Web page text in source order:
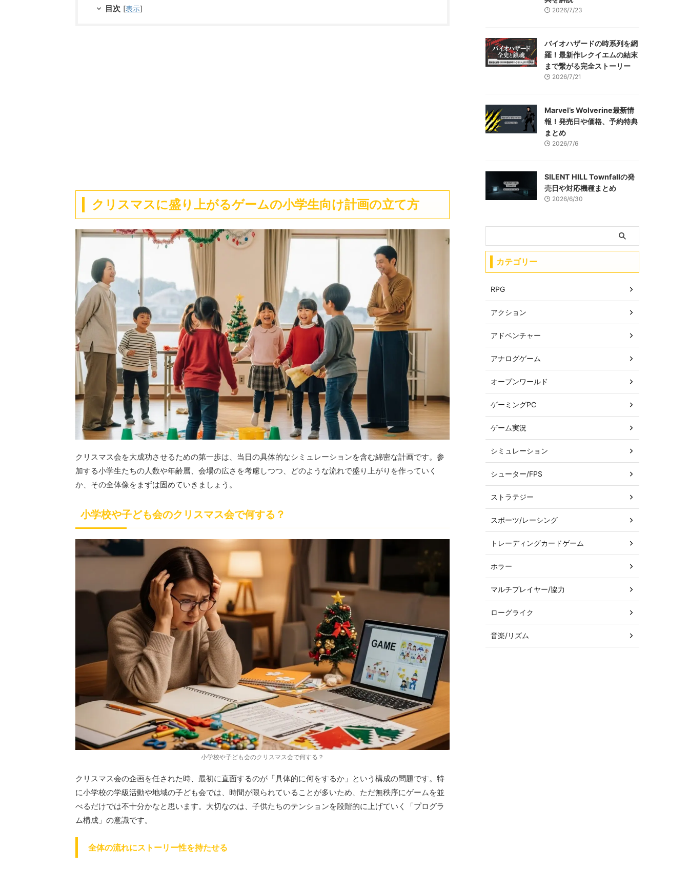
目次 [表示]
クリスマスに盛り上がるゲームの小学生向け計画の立て方
クリスマス会を大成功させるための第一歩は、当日の具体的なシミュレーションを含む綿密な計画です。参
加する小学生たちの人数や年齢層、会場の広さを考慮しつつ、どのような流れで盛り上がりを作っていく
か、その全体像をまずは固めていきましょう。
小学校や子ども会のクリスマス会で何する？
小学校や子ども会のクリスマス会で何する？
クリスマス会の企画を任された時、最初に直面するのが「具体的に何をするか」という構成の問題です。特
に小学校の学級活動や地域の子ども会では、時間が限られていることが多いため、ただ無秩序にゲームを並
べるだけでは不十分かなと思います。大切なのは、子供たちのテンションを段階的に上げていく「プログラ
ム構成」の意識です。
全体の流れにストーリー性を持たせる
2026/7/23
バイオハザードの時系列を網
羅！最新作レクイエムの結末
まで繋がる完全ストーリー
2026/7/21
Marvel’s Wolverine最新情
報！発売日や価格、予約特典
まとめ
2026/7/6
SILENT HILL Townfallの発
売日や対応機種まとめ
2026/6/30
カテゴリー
RPG
アクション
アドベンチャー
アナログゲーム
オープンワールド
ゲーミングPC
ゲーム実況
シミュレーション
シューター/FPS
ストラテジー
スポーツ/レーシング
トレーディングカードゲーム
ホラー
マルチプレイヤー/協力
ローグライク
音楽/リズム